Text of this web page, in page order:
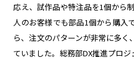
応え、試作品や特注品を1個から
人のお客様でも部品1個から購入
ら、注文のパターンが非常に多
ていました。総務部DX推進プロジ